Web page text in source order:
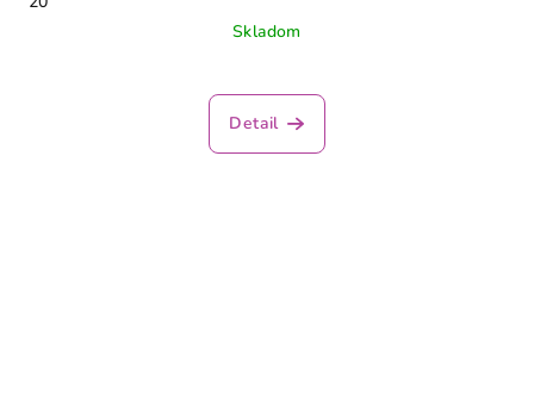
Skladom
Detail